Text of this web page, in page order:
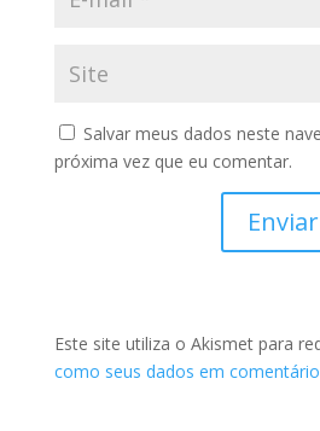
Salvar meus dados neste
próxima vez que eu comentar.
Este site utiliza o Akismet para
como seus dados em